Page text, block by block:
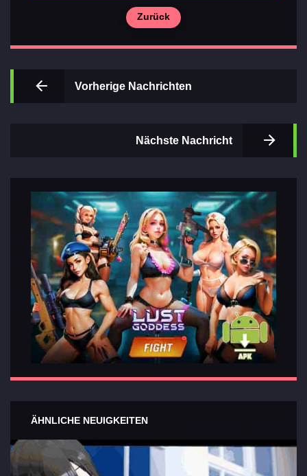
Wichtigsten
Abschnitte
der Spiele
Kontakte
Zurück
Vorherige Nachrichten
Nächste Nachricht
ÄHNLICHE NEUIGKEITEN